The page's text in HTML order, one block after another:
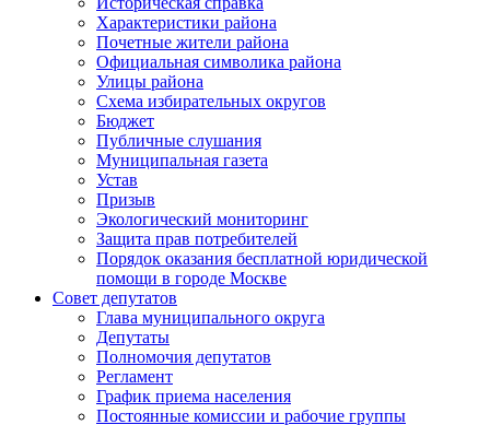
Характеристики района
Почетные жители района
Официальная символика района
Улицы района
Схема избирательных округов
Бюджет
Публичные слушания
Муниципальная газета
Устав
Призыв
Экологический мониторинг
Защита прав потребителей
Порядок оказания бесплатной юридической
помощи в городе Москве
Совет депутатов
Глава муниципального округа
Депутаты
Полномочия депутатов
Регламент
График приема населения
Постоянные комиссии и рабочие группы